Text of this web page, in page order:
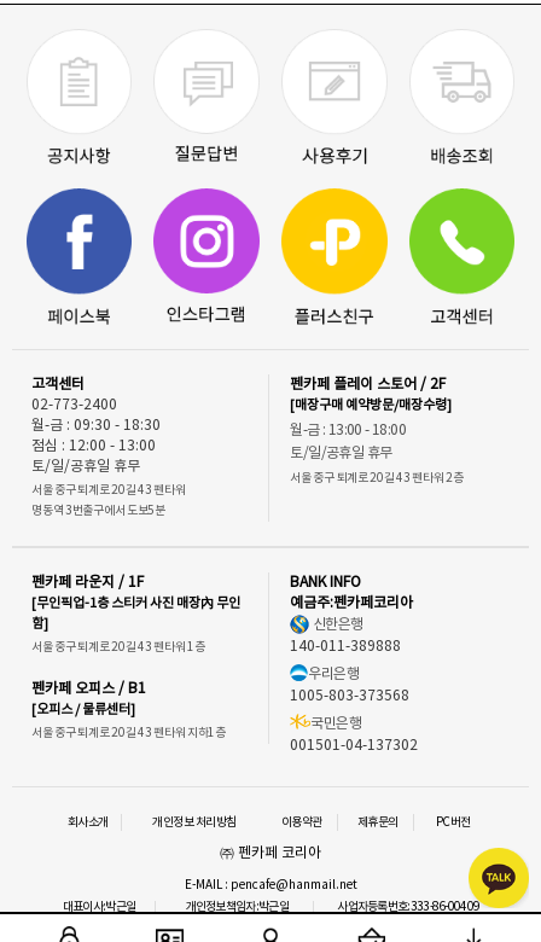
고객센터
02-773-2400
월-금 : 09:30 - 18:30
점심 : 12:00 - 13:00
토/일/공휴일 휴무
서울 중구 퇴계로 20길 43 펜타워
명동역 3번출구에서 도보5분
펜카페 플레이 스토어 / 2F
[매장구매 예약방문/매장수령]
월-금 : 13:00 - 18:00
토/일/공휴일 휴무
서울 중구 퇴계로 20길 43 펜타워 2층
펜카페 라운지 / 1F
[무인픽업-1층 스티커 사진 매장內 무인
함]
서울 중구 퇴계로 20길 43 펜타워 1층
펜카페 오피스 / B1
[오피스 / 물류센터]
서울 중구 퇴계로 20길 43 펜타워 지하1층
BANK INFO
예금주:펜카페코리아
신한은행
140-011-389888
우리은행
1005-803-373568
국민은행
001501-04-137302
회사소개 개인정보 처리방침 이용약관 제휴문의 PC버전
㈜ 펜카페 코리아
E-MAIL : pencafe@hanmail.net
대표이사:박근일
개인정보책임자:박근일
사업자등록번호:333-86-00409
통신판매업신고 : 2016-서울중구-1292